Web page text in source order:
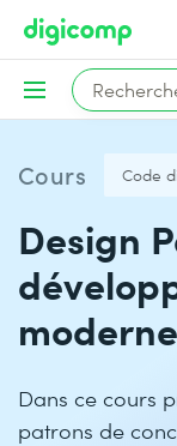
Cours Code
Design
moderne
Dans ce cours
patrons de